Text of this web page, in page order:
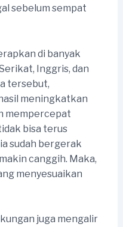
sebelum sempat
di banyak
Inggris, dan
tersebut,
meningkatkan
mempercepat
bisa terus
sudah bergerak
canggih. Maka,
menyesuaikan
juga mengalir